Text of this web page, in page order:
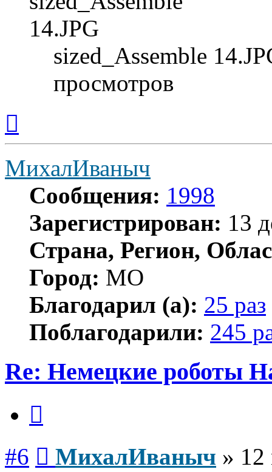
sized_Assemble
просмотров
началу
МихалИваныч
Сообщения: 1998
Зарегистрирован: 13
Страна, Регион,
Город: МО
Благодарил (а): 25 раз
Поблагодарили: 245
Re: Немецкие роботы
#6 МихалИваныч » 12